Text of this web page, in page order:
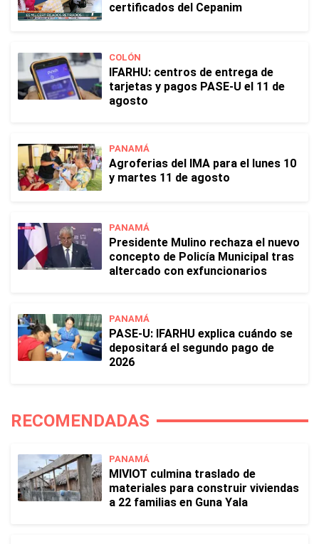
certificados del Cepanim
COLÓN
IFARHU: centros de entrega de
tarjetas y pagos PASE-U el 11 de
agosto
PANAMÁ
Agroferias del IMA para el lunes 10
y martes 11 de agosto
PANAMÁ
Presidente Mulino rechaza el nuevo
concepto de Policía Municipal tras
altercado con exfuncionarios
PANAMÁ
PASE-U: IFARHU explica cuándo se
depositará el segundo pago de
2026
RECOMENDADAS
PANAMÁ
MIVIOT culmina traslado de
materiales para construir viviendas
a 22 familias en Guna Yala